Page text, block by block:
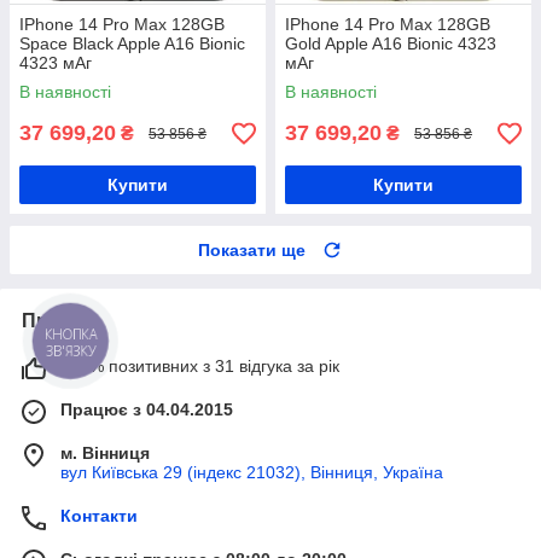
IPhone 14 Pro Max 128GB
Space Black Apple A16 Bionic
4323 мАг
В наявності
37 699,20 ₴ 53 856 ₴
Купити
IPhone 14 Pro Max 128GB
Gold Apple A16 Bionic 4323
мАг
В наявності
37 699,20 ₴ 53 856 ₴
Купити
Показати ще
Про нас
100% позитивних з 31 відгука за рік
Працює з 04.04.2015
м. Вінниця
вул Київська 29 (індекс 21032), Вінниця, Україна
Контакти
КНОПКА
ЗВ'ЯЗКУ